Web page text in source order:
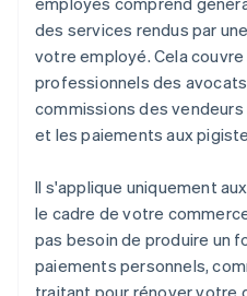
des services rendus par
votre employé. Cela
professionnels des
commissions des
et les paiements aux
Il s'applique uniquement
le cadre de votre
pas besoin de produire un
paiements personnels,